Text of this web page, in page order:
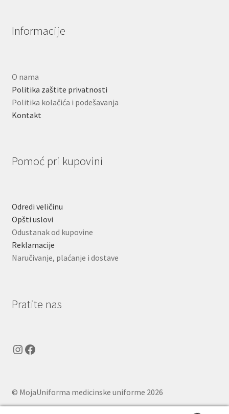
Informacije
O nama
Politika zaštite privatnosti
Politika kolačića i podešavanja
Kontakt
Pomoć pri kupovini
Odredi veličinu
Opšti uslovi
Odustanak od kupovine
Reklamacije
Naručivanje, plaćanje i dostave
Pratite nas
Instagram
Facebook
© MojaUniforma medicinske uniforme 2026
.